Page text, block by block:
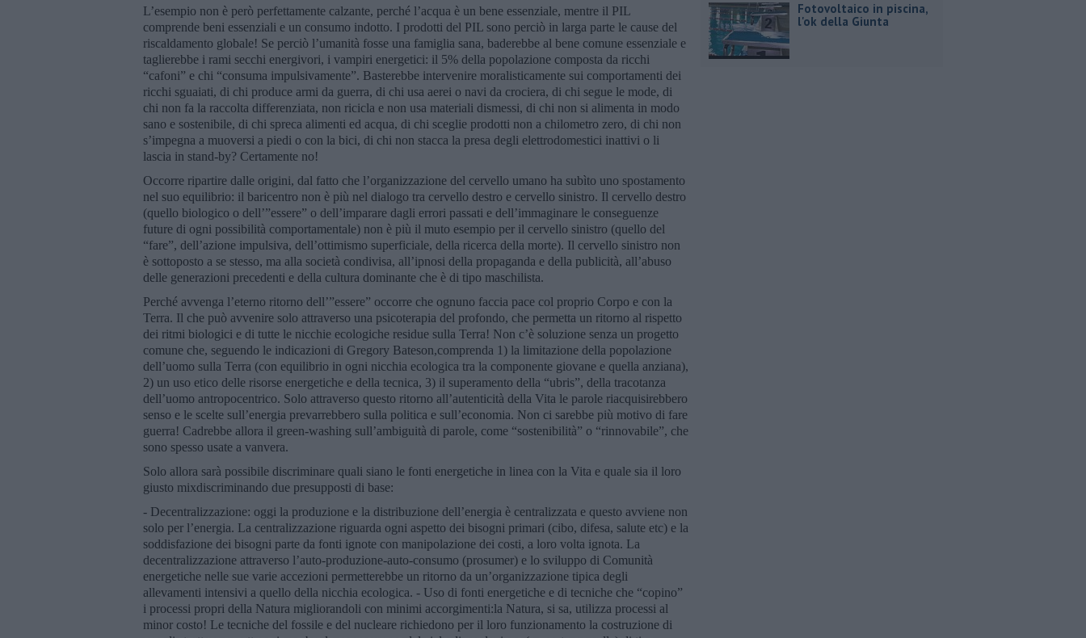
L’esempio non è però perfettamente calzante, perché l’acqua è un bene essenziale, mentre il PIL
comprende beni essenziali e un consumo indotto. I prodotti del PIL sono perciò in larga parte le cause del
riscaldamento globale! Se perciò l’umanità fosse una famiglia sana, baderebbe al bene comune essenziale e
taglierebbe i rami secchi energivori, i vampiri energetici: il 5% della popolazione composta da ricchi
“cafoni” e chi “consuma impulsivamente”. Basterebbe intervenire moralisticamente sui comportamenti dei
ricchi sguaiati, di chi produce armi da guerra, di chi usa aerei o navi da crociera, di chi segue le mode, di
chi non fa la raccolta differenziata, non ricicla e non usa materiali dismessi, di chi non si alimenta in modo
sano e sostenibile, di chi spreca alimenti ed acqua, di chi sceglie prodotti non a chilometro zero, di chi non
s’impegna a muoversi a piedi o con la bici, di chi non stacca la presa degli elettrodomestici inattivi o li
lascia in stand-by? Certamente no!
Occorre ripartire dalle origini, dal fatto che l’organizzazione del cervello umano ha subìto uno spostamento
nel suo equilibrio: il baricentro non è più nel dialogo tra cervello destro e cervello sinistro. Il cervello destro
(quello biologico o dell’”essere” o dell’imparare dagli errori passati e dell’immaginare le conseguenze
future di ogni possibilità comportamentale) non è più il muto esempio per il cervello sinistro (quello del
“fare”, dell’azione impulsiva, dell’ottimismo superficiale, della ricerca della morte). Il cervello sinistro non
è sottoposto a se stesso, ma alla società condivisa, all’ipnosi della propaganda e della publicità, all’abuso
delle generazioni precedenti e della cultura dominante che è di tipo maschilista.
Perché avvenga l’eterno ritorno dell’”essere” occorre che ognuno faccia pace col proprio Corpo e con la
Terra. Il che può avvenire solo attraverso una psicoterapia del profondo, che permetta un ritorno al rispetto
dei ritmi biologici e di tutte le nicchie ecologiche residue sulla Terra! Non c’è soluzione senza un progetto
comune che, seguendo le indicazioni di Gregory Bateson,comprenda 1) la limitazione della popolazione
dell’uomo sulla Terra (con equilibrio in ogni nicchia ecologica tra la componente giovane e quella anziana),
2) un uso etico delle risorse energetiche e della tecnica, 3) il superamento della “ubris”, della tracotanza
dell’uomo antropocentrico. Solo attraverso questo ritorno all’autenticità della Vita le parole riacquisirebbero
senso e le scelte sull’energia prevarrebbero sulla politica e sull’economia. Non ci sarebbe più motivo di fare
guerra! Cadrebbe allora il green-washing sull’ambiguità di parole, come “sostenibilità” o “rinnovabile”, che
sono spesso usate a vanvera.
Solo allora sarà possibile discriminare quali siano le fonti energetiche in linea con la Vita e quale sia il loro
giusto mixdiscriminando due presupposti di base:
- Decentralizzazione: oggi la produzione e la distribuzione dell’energia è centralizzata e questo avviene non
solo per l’energia. La centralizzazione riguarda ogni aspetto dei bisogni primari (cibo, difesa, salute etc) e la
soddisfazione dei bisogni parte da fonti ignote con manipolazione dei costi, a loro volta ignota. La
decentralizzazione attraverso l’auto-produzione-auto-consumo (prosumer) e lo sviluppo di Comunità
energetiche nelle sue varie accezioni permetterebbe un ritorno da un’organizzazione tipica degli
allevamenti intensivi a quello della nicchia ecologica. - Uso di fonti energetiche e di tecniche che “copino”
i processi propri della Natura migliorandoli con minimi accorgimenti:la Natura, si sa, utilizza processi al
minor costo! Le tecniche del fossile e del nucleare richiedono per il loro funzionamento la costruzione di
Fotovoltaico in piscina,
l'ok della Giunta